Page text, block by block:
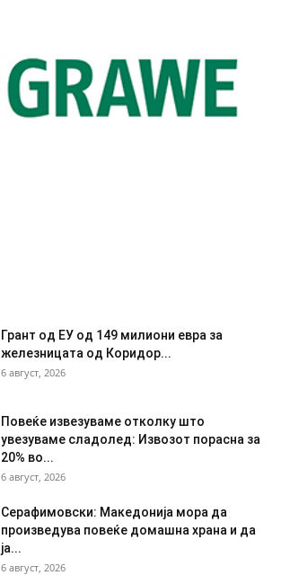
Грант од ЕУ од 149 милиони евра за
железницата од Коридор...
6 август, 2026
Повеќе извезуваме отколку што
увезуваме сладолед: Извозот порасна за
20% во...
6 август, 2026
Серафимовски: Македонија мора да
произведува повеќе домашна храна и да
ја...
6 август, 2026